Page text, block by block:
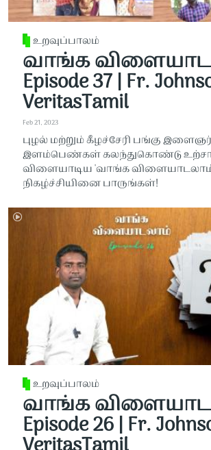
உறவுப்பாலம்
வாங்க
Episode 37 | Fr.
VeritasTamil
Feb 21, 2023
புழல் மற்றும் கீழச்சேரி பங்கு
இளம்பெண்கள் கலந்துகொண்டு
விளையாடிய 'வாங்க
நிகழ்ச்சியினை பாருங்கள்!
உறவுப்பாலம்
வாங்க
Episode 26 | Fr.